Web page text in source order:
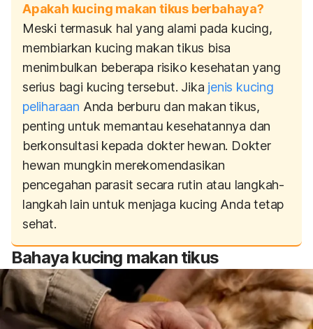
Apakah kucing makan tikus berbahaya?
Meski termasuk hal yang alami pada kucing,
membiarkan kucing makan tikus bisa
menimbulkan beberapa risiko kesehatan yang
serius bagi kucing tersebut. Jika jenis kucing
peliharaan Anda berburu dan makan tikus,
penting untuk memantau kesehatannya dan
berkonsultasi kepada dokter hewan. Dokter
hewan mungkin merekomendasikan
pencegahan parasit secara rutin atau langkah-
langkah lain untuk menjaga kucing Anda tetap
sehat.
Bahaya kucing makan tikus